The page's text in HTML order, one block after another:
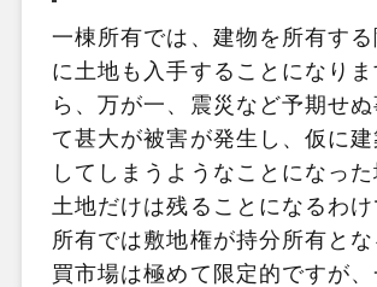
一棟所有では、建物を所有す
に土地も入手することになり
ら、万が一、震災など予期せ
て甚大が被害が発生し、仮に
してしまうようなことになった
土地だけは残ることになるわ
所有では敷地権が持分所有と
買市場は極めて限定的ですが